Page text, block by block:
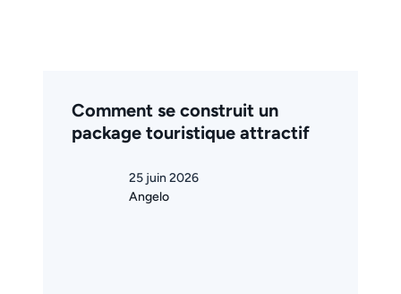
Comment se construit un
package touristique attractif
25 juin 2026
Angelo